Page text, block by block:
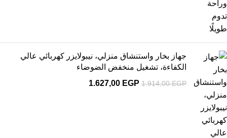
جهاز بخار واستنشاق منزلي، نيبولايزر كهربائي عالي
الكفاءة، تشغيل منخفض الضوضاء
1.914,00EGP
1.627,00 EGP